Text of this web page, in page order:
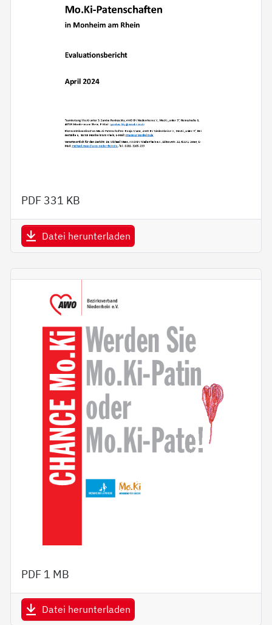
PDF 331 KB
Datei herunterladen
PDF 1 MB
Datei herunterladen